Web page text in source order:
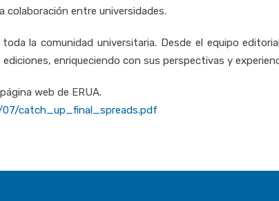
colaboración entre universidades.
la comunidad universitaria. Desde el equipo
enriqueciendo con sus perspectivas y
web de ERUA.
catch_up_final_spreads.pdf